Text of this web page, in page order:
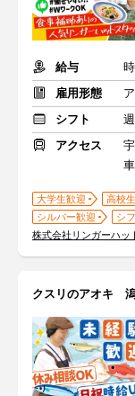
給与
雇用形態
シフト
アクセス
大学生歓迎 高校
シルバー歓迎
シ
株式会社リンガーハッ
クスリのアオキ